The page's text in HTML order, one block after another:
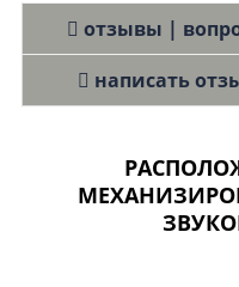
отзывы |
написать